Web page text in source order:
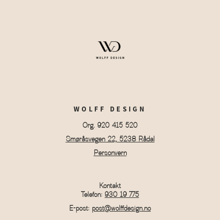
WOLFF DESIGN
Org. 920 415 520
Smøråsvegen 22, 5238 Rådal
Personvern
Kontakt
Telefon: 930 19 775
E-post: post@wolffdesign.no